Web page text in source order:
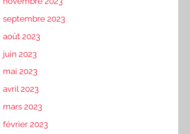
septembre 2023
août 2023
juin 2023
mai 2023
avril 2023
mars 2023
février 2023